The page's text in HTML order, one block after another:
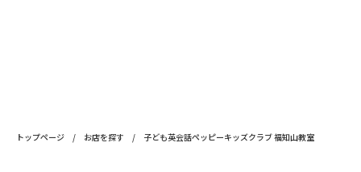
トップページ / お店を探す / 子ども英会話ペッピーキッズクラブ 福知山教室